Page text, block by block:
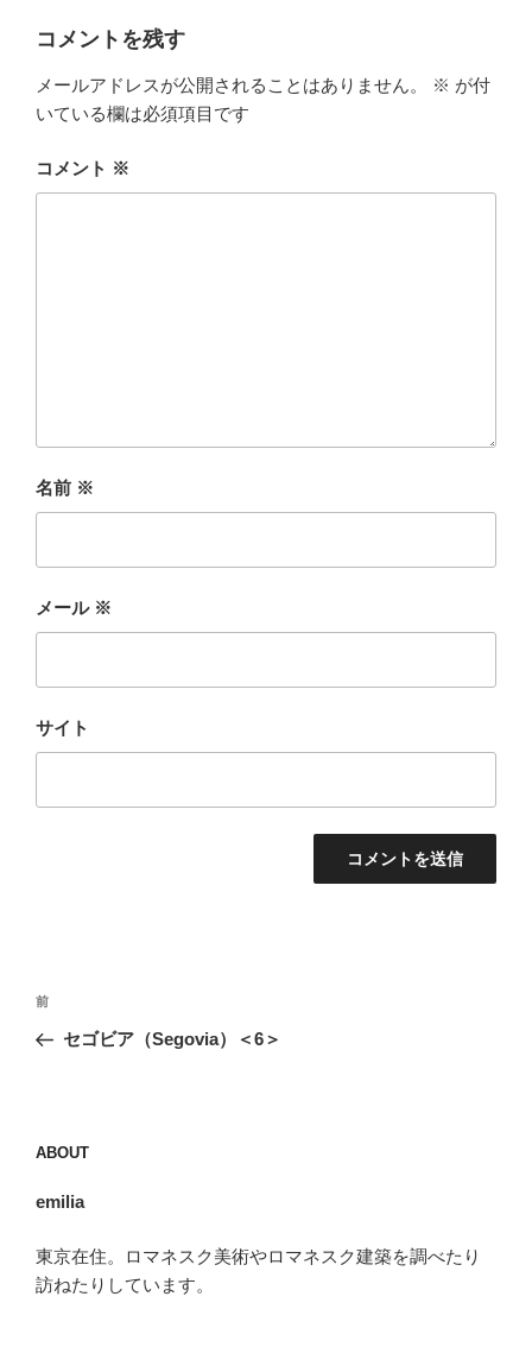
コメントを残す
メールアドレスが公開されることはありません。 ※ が付
いている欄は必須項目です
コメント ※
名前 ※
メール ※
サイト
投
ナ
ー
ン
前
の
前
セゴビア（Segovia）＜6＞
ABOUT
emilia
東京在住。ロマネスク美術やロマネスク建築を調べたり
訪ねたりしています。